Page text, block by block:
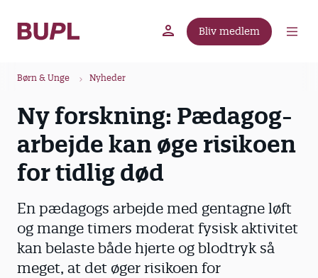
Bliv medlem
Børn & Unge Nyheder
Ny forskning: Pædagog-
arbejde kan øge risikoen
for tidlig død
En pædagogs arbejde med gentagne løft
og mange timers moderat fysisk aktivitet
kan belaste både hjerte og blodtryk så
meget, at det øger risikoen for